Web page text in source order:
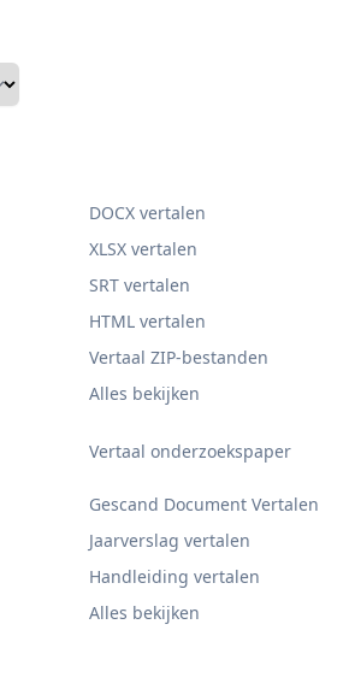
Vertaal onderzoekspaper
Gescand Document Vertalen
Jaarverslag vertalen
Handleiding vertalen
Alles bekijken
DOCX vertalen
XLSX vertalen
SRT vertalen
HTML vertalen
Vertaal ZIP-bestanden
Alles bekijken